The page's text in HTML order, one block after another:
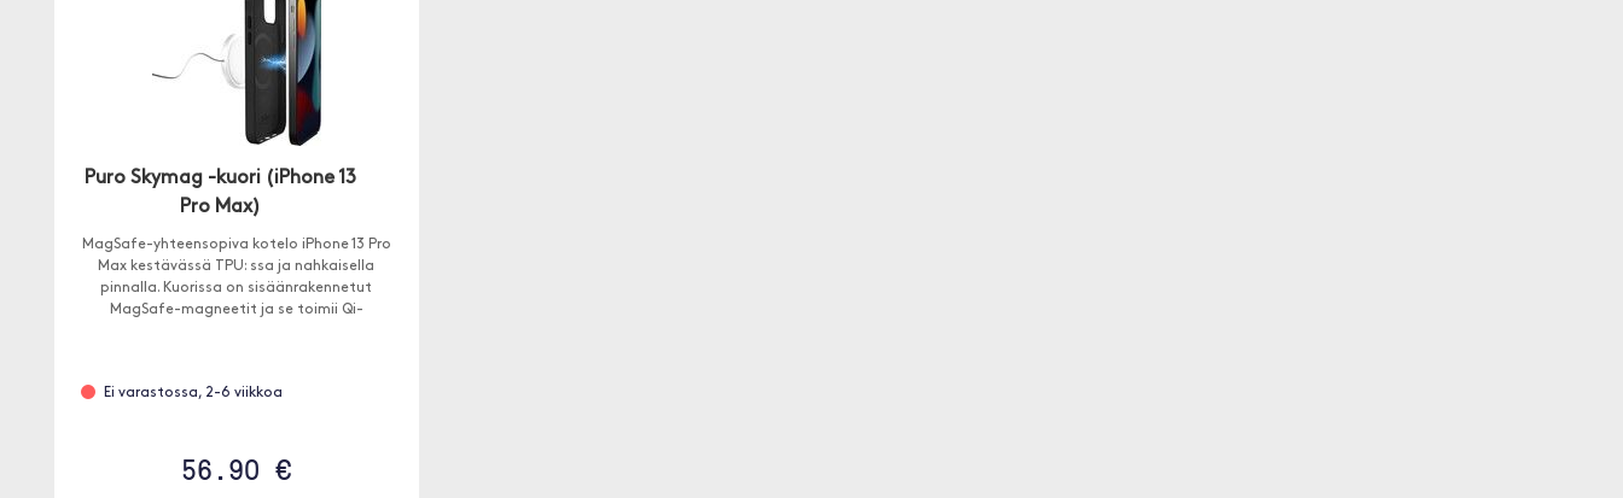
Puro Skymag -kuori (iPhone 13
Pro Max)
MagSafe-yhteensopiva kotelo iPhone 13 Pro
Max kestävässä TPU: ssa ja nahkaisella
pinnalla. Kuorissa on sisäänrakennetut
MagSafe-magneetit ja se toimii Qi-
Ei varastossa, 2-6 viikkoa
56.90 €